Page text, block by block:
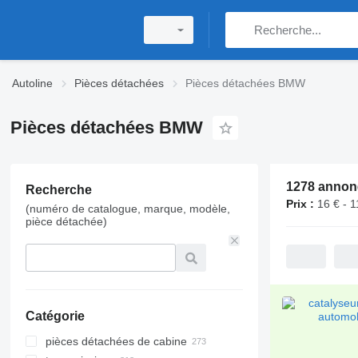
Autoline Pièces détachées Pièces détachées BMW
Pièces détachées BMW
Recherche
(numéro de catalogue, marque, modèle,
pièce détachée)
Catégorie
pièces détachées de cabine
1278
Prix : 16 € -